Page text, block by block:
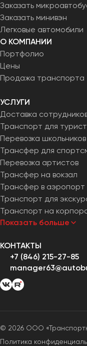
Заказать
Заказать минивэн
Легковые автомобили
О КОМПАНИИ
Портфолио
Цены
Продажа транспорта
УСЛУГИ
Доставка
Транспорт для
Перевозка школьников
Трансфер для
Перевозка артистов
Трансфер на вокзал
Трансфер в аэропорт
Транспорт для
Транспорт на
Показать больше
КОНТАКТЫ
+7 (846) 215-27-85
© 2026 ООО
Политика